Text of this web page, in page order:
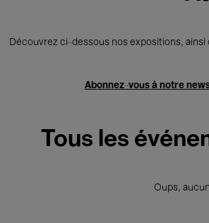
Découvrez ci-dessous nos expositions,
Abonnez-vous à notre
Tous les
Oups,